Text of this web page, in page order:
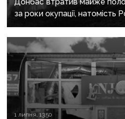
за роки окупації, натомість
регіон своїми громадянами
1 липня, 13:50